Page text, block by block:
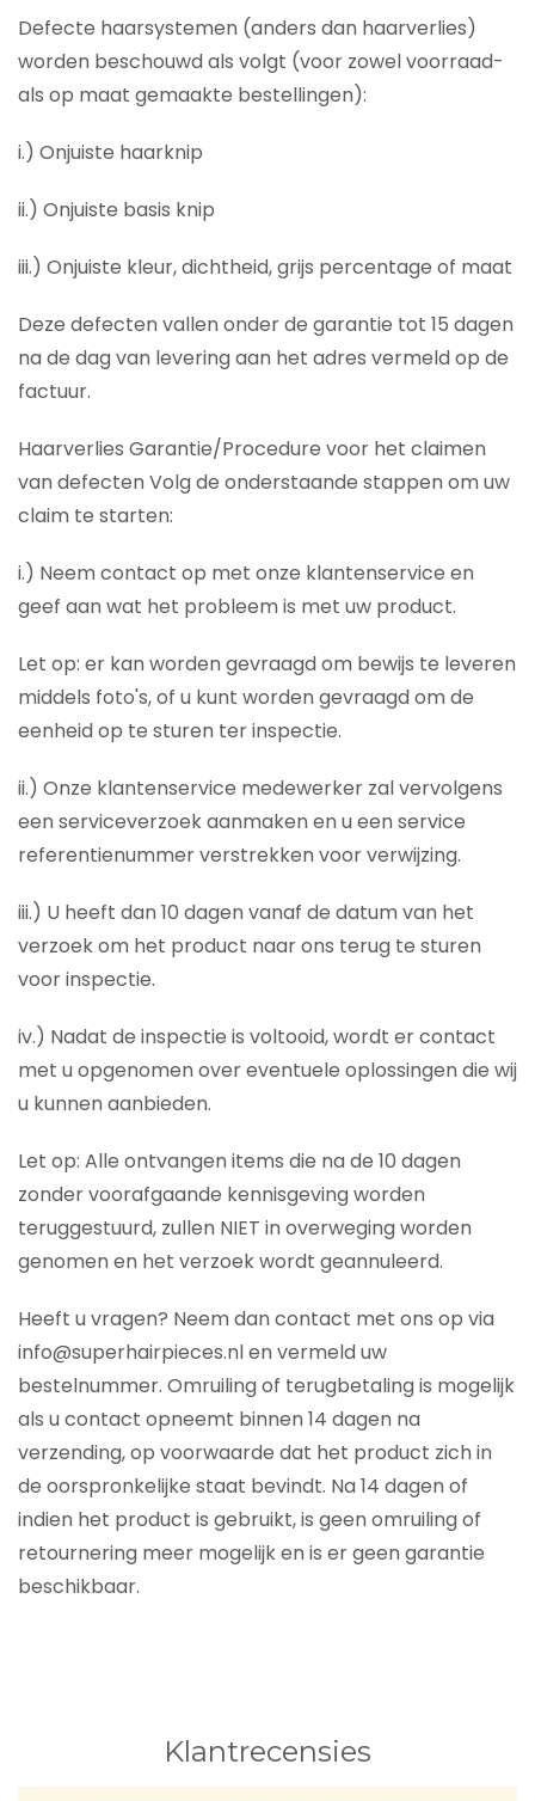
Defecte haarsystemen (anders dan haarverlies)
worden beschouwd als volgt (voor zowel voorraad-
als op maat gemaakte bestellingen):
i.) Onjuiste haarknip
ii.) Onjuiste basis knip
iii.) Onjuiste kleur, dichtheid, grijs percentage of maat
Deze defecten vallen onder de garantie tot 15 dagen
na de dag van levering aan het adres vermeld op de
factuur.
Haarverlies Garantie/Procedure voor het claimen
van defecten Volg de onderstaande stappen om uw
claim te starten:
i.) Neem contact op met onze klantenservice en
geef aan wat het probleem is met uw product.
Let op: er kan worden gevraagd om bewijs te leveren
middels foto's, of u kunt worden gevraagd om de
eenheid op te sturen ter inspectie.
ii.) Onze klantenservice medewerker zal vervolgens
een serviceverzoek aanmaken en u een service
referentienummer verstrekken voor verwijzing.
iii.) U heeft dan 10 dagen vanaf de datum van het
verzoek om het product naar ons terug te sturen
voor inspectie.
iv.) Nadat de inspectie is voltooid, wordt er contact
met u opgenomen over eventuele oplossingen die wij
u kunnen aanbieden.
Let op: Alle ontvangen items die na de 10 dagen
zonder voorafgaande kennisgeving worden
teruggestuurd, zullen NIET in overweging worden
genomen en het verzoek wordt geannuleerd.
Heeft u vragen? Neem dan contact met ons op via
info@superhairpieces.nl en vermeld uw
bestelnummer. Omruiling of terugbetaling is mogelijk
als u contact opneemt binnen 14 dagen na
verzending, op voorwaarde dat het product zich in
de oorspronkelijke staat bevindt. Na 14 dagen of
indien het product is gebruikt, is geen omruiling of
retournering meer mogelijk en is er geen garantie
beschikbaar.
Klantrecensies